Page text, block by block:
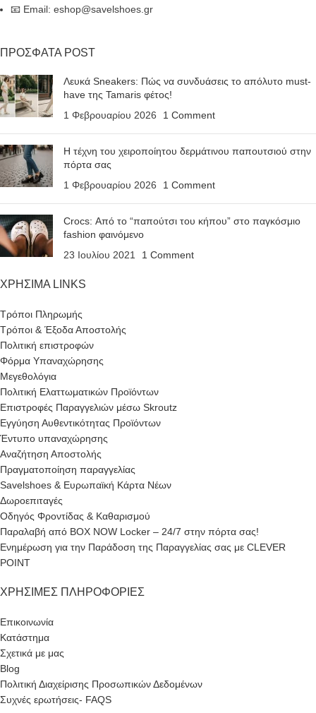
📧 Email: eshop@savelshoes.gr
ΠΡΟΣΦΑΤΑ POST
Λευκά Sneakers: Πώς να συνδυάσεις το απόλυτο must-
have της Tamaris φέτος!
1 Φεβρουαρίου 2026
1 Comment
Η τέχνη του χειροποίητου δερμάτινου παπουτσιού στην
πόρτα σας
1 Φεβρουαρίου 2026
1 Comment
Crocs: Από το “παπούτσι του κήπου” στο παγκόσμιο
fashion φαινόμενο
23 Ιουλίου 2021
1 Comment
ΧΡΗΣΙΜΑ LINKS
Τρόποι Πληρωμής
Τρόποι & Έξοδα Αποστολής
Πολιτική επιστροφών
Φόρμα Υπαναχώρησης
Μεγεθολόγια
Πολιτική Ελαττωματικών Προϊόντων
Επιστροφές Παραγγελιών μέσω Skroutz
Εγγύηση Αυθεντικότητας Προϊόντων
Έντυπο υπαναχώρησης
Αναζήτηση Αποστολής
Πραγματοποίηση παραγγελίας
Savelshoes & Ευρωπαϊκή Κάρτα Νέων
Δωροεπιταγές
Οδηγός Φροντίδας & Καθαρισμού
Παραλαβή από BOX NOW Locker – 24/7 στην πόρτα σας!
Ενημέρωση για την Παράδοση της Παραγγελίας σας με CLEVER
POINT
ΧΡΉΣΙΜΕΣ ΠΛΗΡΟΦΟΡΊΕΣ
Επικοινωνία
Κατάστημα
Σχετικά με μας
Blog
Πολιτική Διαχείρισης Προσωπικών Δεδομένων
Συχνές ερωτήσεις- FAQS